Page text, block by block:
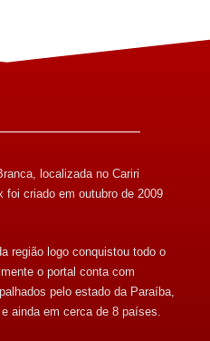
localizada no Cariri
foi criado em outubro de 2009
região logo conquistou todo o
o portal conta com
pelo estado da Paraíba,
ainda em cerca de 8 países.